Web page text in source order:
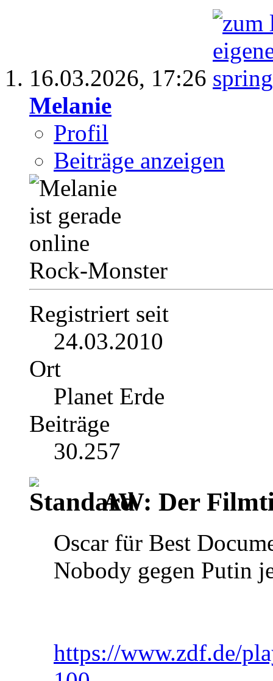
16.03.2026, 17:26
Melanie
Profil
Beiträge anzeigen
Rock-Monster
Registriert seit
24.03.2010
Ort
Planet Erde
Beiträge
30.257
AW: Der
Oscar für Best
Nobody gegen Putin
https://www.zdf.de/